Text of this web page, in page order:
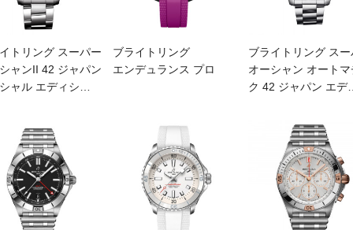
トリング スーパー
ャンII 42 ジャパン
ャル エディシ
ブライトリング
エンデュランス プロ
ブライトリング スー
オーシャン オートマ
ク 42 ジャパン エデ